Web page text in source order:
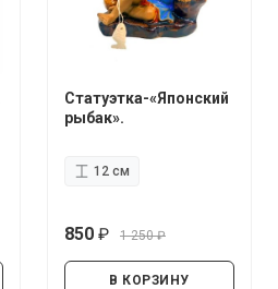
Статуэтка-«Японский
рыбак».
12 см
850
1 250
В КОРЗИНУ